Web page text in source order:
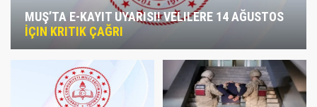
MUŞ’TA E-KAYIT UYARISI! VELILERE 14 AĞUSTOS
İÇIN KRITIK ÇAĞRI